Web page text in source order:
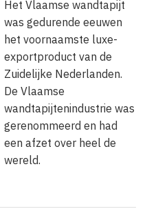
Het Vlaamse wandtapijt
was gedurende eeuwen
het voornaamste luxe-
exportproduct van de
Zuidelijke Nederlanden.
De Vlaamse
wandtapijtenindustrie was
gerenommeerd en had
een afzet over heel de
wereld.